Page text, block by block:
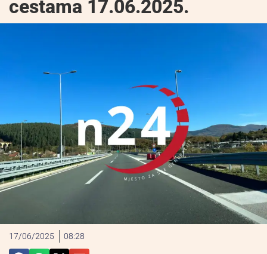
cestama 17.06.2025.
17/06/2025 08:28